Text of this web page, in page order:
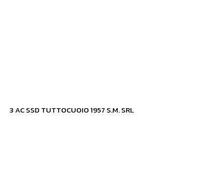
3 AC SSD TUTTOCUOIO 1957 S.M. SRL